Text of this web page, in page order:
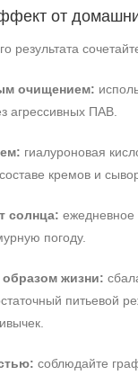
от
результата
очищением:
агрессивных ПАВ.
гиалуроновая
кремов и
солнца: ежедневное
погоду.
жизни:
питьевой
соблюдайте